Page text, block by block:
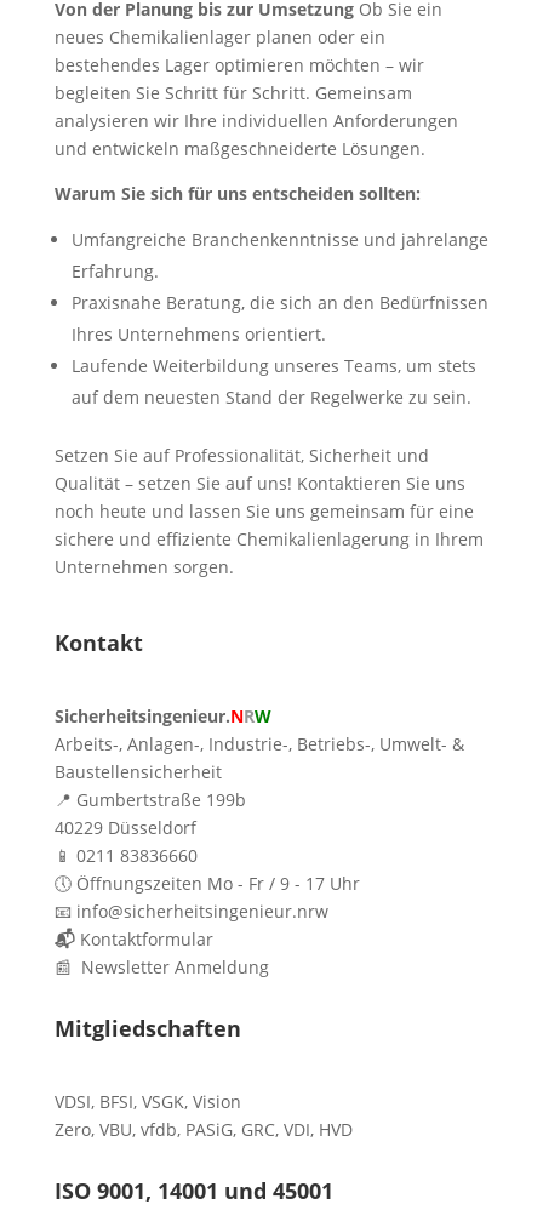
Von der Planung bis zur UmsetzungOb Sie ein
neues Chemikalienlager planen oder ein
bestehendes Lager optimieren möchten – wir
begleiten Sie Schritt für Schritt. Gemeinsam
analysieren wir Ihre individuellen Anforderungen
und entwickeln maßgeschneiderte Lösungen.
Warum Sie sich für uns entscheiden sollten:
Umfangreiche Branchenkenntnisse und jahrelange
Erfahrung.
Praxisnahe Beratung, die sich an den Bedürfnissen
Ihres Unternehmens orientiert.
Laufende Weiterbildung unseres Teams, um stets
auf dem neuesten Stand der Regelwerke zu sein.
Setzen Sie auf Professionalität, Sicherheit und
Qualität – setzen Sie auf uns! Kontaktieren Sie uns
noch heute und lassen Sie uns gemeinsam für eine
sichere und effiziente Chemikalienlagerung in Ihrem
Unternehmen sorgen.
Kontakt
Sicherheitsingenieur.NRW
Arbeits-, Anlagen-, Industrie-, Betriebs-, Umwelt- &
Baustellensicherheit
📍 Gumbertstraße 199b
40229 Düsseldorf
📱 0211 83836660
🕔 Öffnungszeiten Mo - Fr / 9 - 17 Uhr
📧 info@sicherheitsingenieur.nrw
📬 Kontaktformular
📰 Newsletter Anmeldung
Mitgliedschaften
VDSI, BFSI, VSGK, Vision
Zero, VBU, vfdb, PASiG, GRC, VDI, HVD
ISO 9001, 14001 und 45001